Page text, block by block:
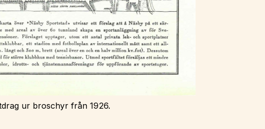
ur broschyr från 1926.